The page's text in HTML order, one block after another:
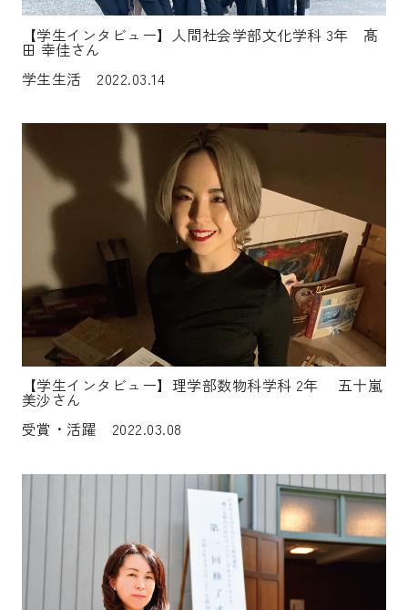
【学生インタビュー】人間社会学部文化学科 3年 髙
田 幸佳さん
学生生活 2022.03.14
【学生インタビュー】理学部数物科学科 2年 五十嵐
美沙さん
受賞・活躍 2022.03.08